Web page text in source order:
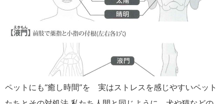
ペットにも“癒し時間”を 実はストレスを感じやすいペット